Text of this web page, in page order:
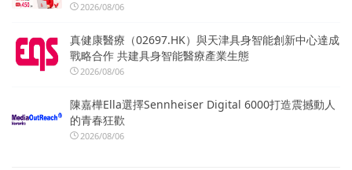
2026/08/06
真健康醫療（02697.HK）與天津具身智能創新中心達成
戰略合作 共建具身智能醫療產業生態
2026/08/06
陳嘉樺Ella選擇Sennheiser Digital 6000打造震撼動人
的青春狂歡
2026/08/06